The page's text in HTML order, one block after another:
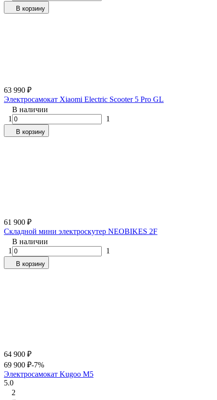
В корзину
63 990 ₽
Электросамокат Xiaomi Electric Scooter 5 Pro GL
В наличии
1
1
В корзину
61 900 ₽
Складной мини электроскутер NEOBIKES 2F
В наличии
1
1
В корзину
64 900 ₽
69 900 ₽-7%
Электросамокат Kugoo M5
5.0
2